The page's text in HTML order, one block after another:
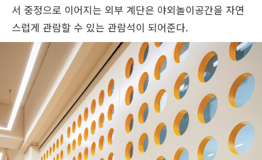
서 중정으로 이어지는 외부 계단은 야외놀이공간을 자연
스럽게 관람할 수 있는 관람석이 되어준다.